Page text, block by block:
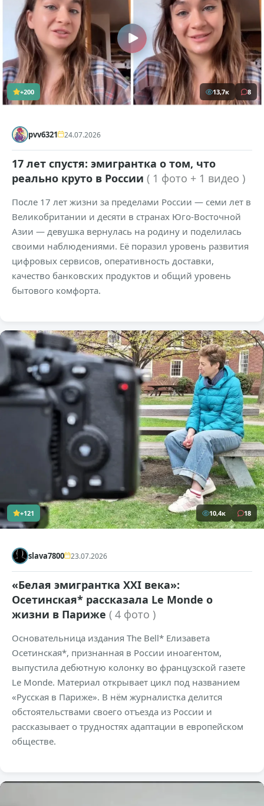
+200 13,7к 8
pvv6321 24.07.2026
17 лет спустя: эмигрантка о том, что
реально круто в России ( 1 фото + 1 видео )
После 17 лет жизни за пределами России — семи лет в
Великобритании и десяти в странах Юго-Восточной
Азии — девушка вернулась на родину и поделилась
своими наблюдениями. Её поразил уровень развития
цифровых сервисов, оперативность доставки,
качество банковских продуктов и общий уровень
бытового комфорта.
+121 10,4к 18
slava7800 23.07.2026
«Белая эмигрантка XXI века»:
Осетинская* рассказала Le Monde о
жизни в Париже ( 4 фото )
Основательница издания The Bell* Елизавета
Осетинская*, признанная в России иноагентом,
выпустила дебютную колонку во французской газете
Le Monde. Материал открывает цикл под названием
«Русская в Париже». В нём журналистка делится
обстоятельствами своего отъезда из России и
рассказывает о трудностях адаптации в европейском
обществе.